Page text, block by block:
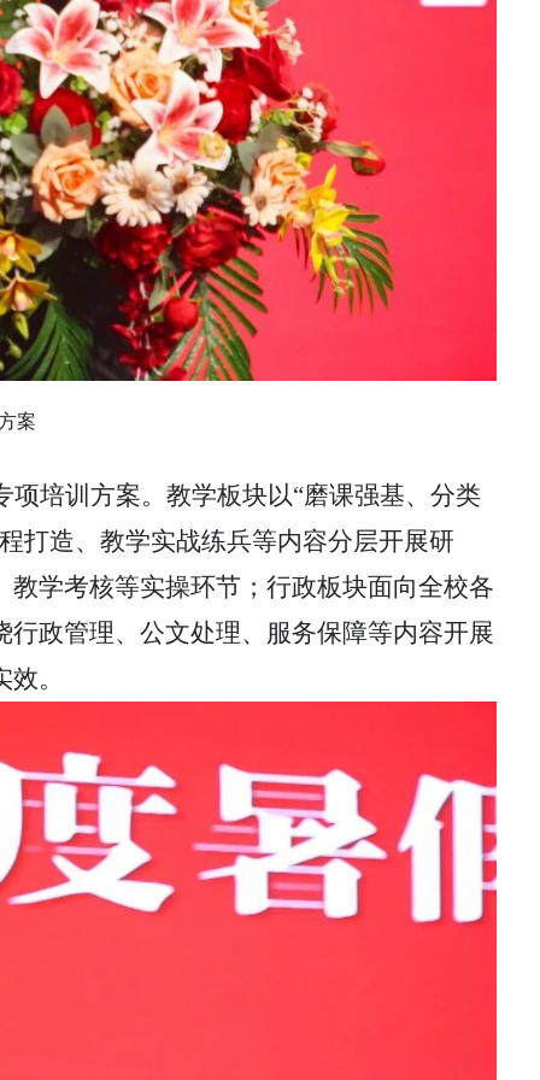
案
项培训方案。教学板块以“磨课强基、分类
打造、教学实战练兵等内容分层开展研
学考核等实操环节；行政板块面向全校各
政管理、公文处理、服务保障等内容开展
。